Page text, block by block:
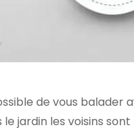
de vous
jardin les voisins